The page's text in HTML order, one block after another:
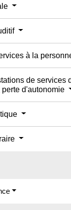
à la
de services
d'autonomie